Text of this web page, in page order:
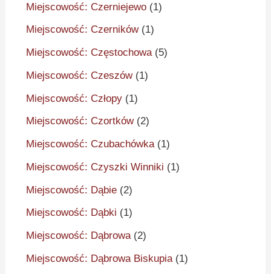
Miejscowość: Czerniejewo (1)
Miejscowość: Czerników(1)
Miejscowość: Częstochowa(5)
Miejscowość: Czeszów(1)
Miejscowość: Człopy (1)
Miejscowość: Czortków(2)
Miejscowość: Czubachówka(1)
Miejscowość: Czyszki Winniki (1)
Miejscowość: Dąbie (2)
Miejscowość: Dąbki (1)
Miejscowość: Dąbrowa(2)
Miejscowość: Dąbrowa Biskupia(1)